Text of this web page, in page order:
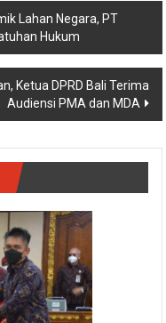
Lahan Negara, PT
Hukum
Ketua DPRD Bali Terima
Audiensi PMA dan MDA